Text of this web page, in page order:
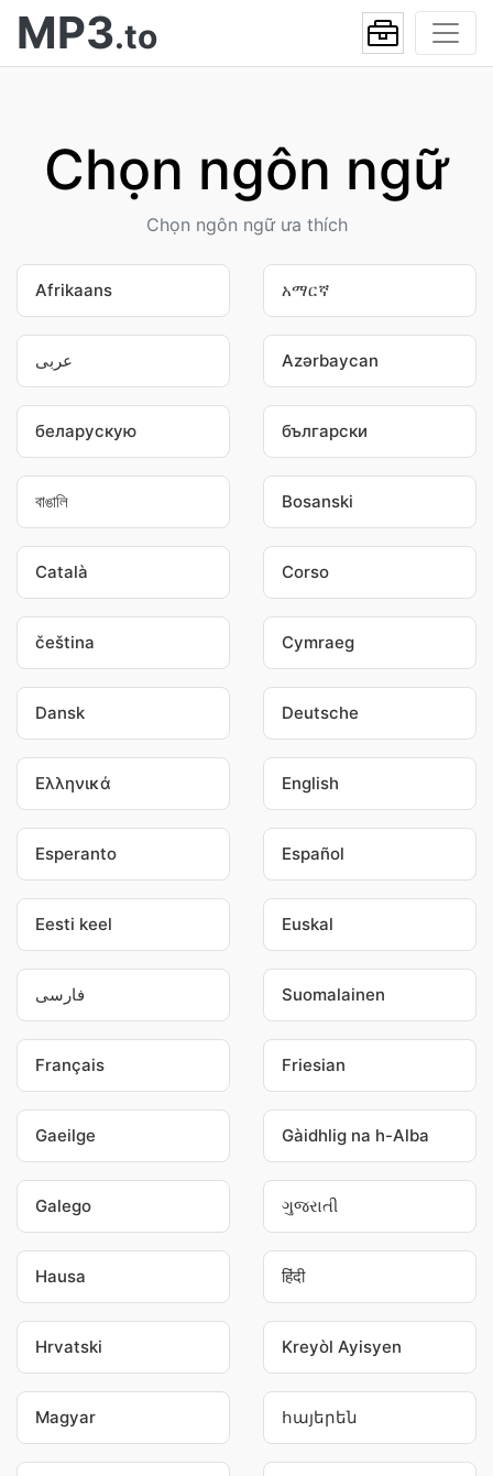
MP3.to
Chọn ngôn ngữ
Chọn ngôn ngữ ưa thích
Afrikaans አማርኛ
عربى Azərbaycan
беларускую български
বাঙালি Bosanski
Català Corso
čeština Cymraeg
Dansk Deutsche
Ελληνικά English
Esperanto Español
Eesti keel Euskal
فارسی Suomalainen
Français Friesian
Gaeilge Gàidhlig na h-Alba
Galego ગુજરાતી
Hausa हिंदी
Hrvatski Kreyòl Ayisyen
Magyar հայերեն